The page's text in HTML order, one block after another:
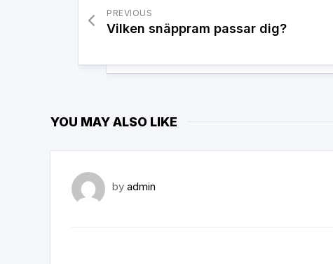
PREVIOUS
Vilken snäppram passar dig?
YOU MAY ALSO LIKE
by admin